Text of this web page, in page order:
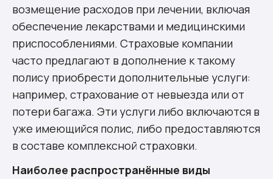
возмещение расходов при лечении, включая
обеспечение лекарствами и медицинскими
приспособлениями. Страховые компании
часто предлагают в дополнение к такому
полису приобрести дополнительные услуги:
например, страхование от невыезда или от
потери багажа. Эти услуги либо включаются в
уже имеющийся полис, либо предоставляются
в составе комплексной страховки.
Наиболее распространённые виды